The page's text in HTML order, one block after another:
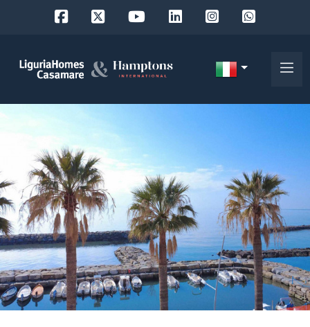
Chi
siamo
I
nostri
Scegli
dove
cercare
Provincia
Comune